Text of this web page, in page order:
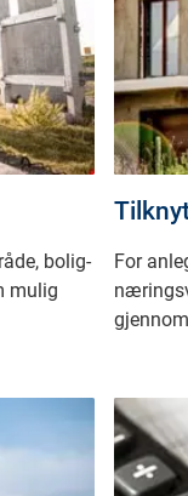
bolig-
mulig
For